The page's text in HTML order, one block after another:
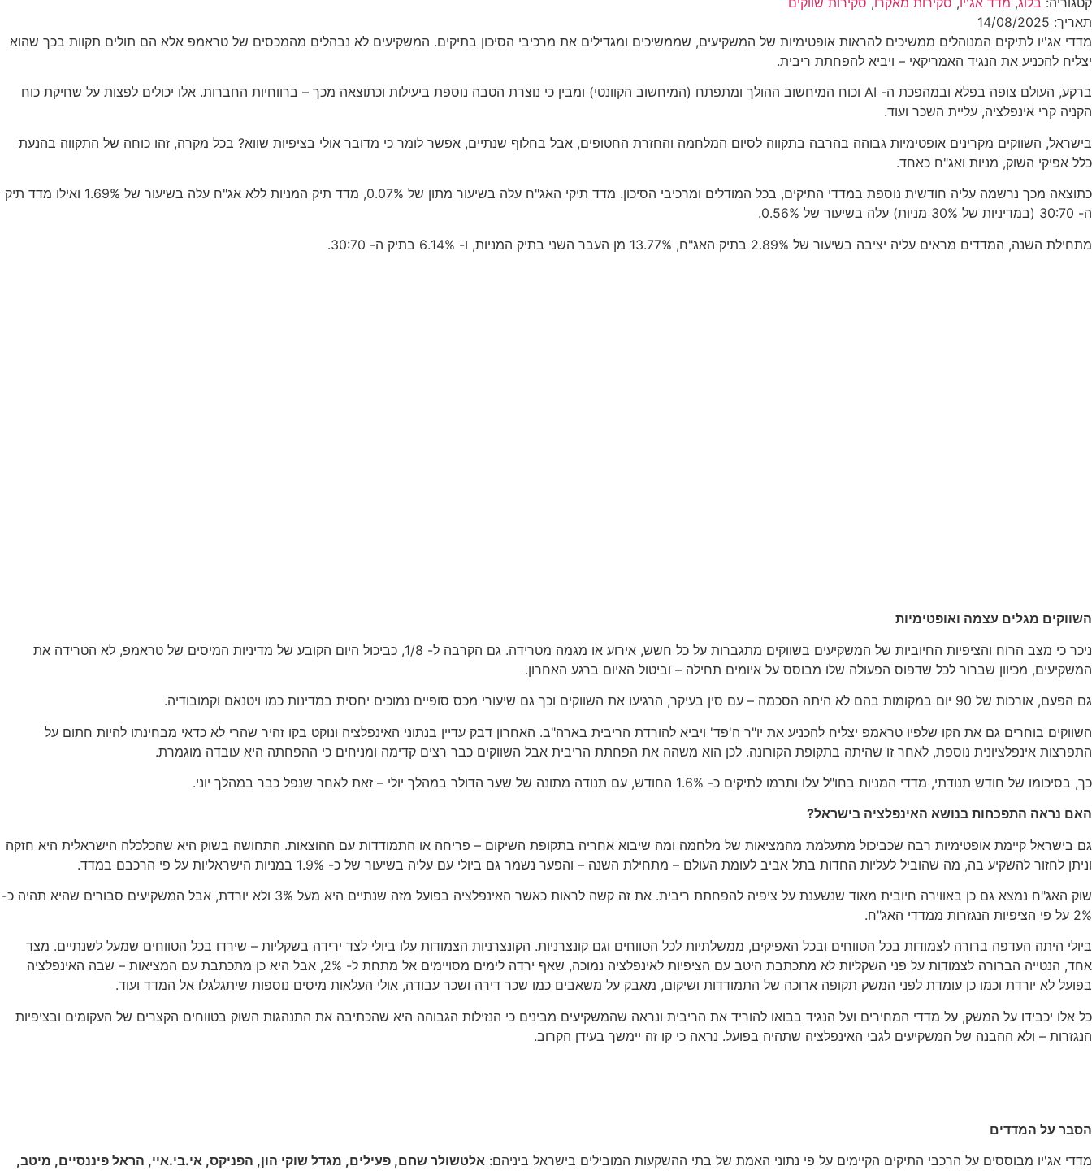
תאריך: 14/08/2025
מדדי אג'יו לתיקים המנוהלים ממשיכים להראות אופטימיות של המשקיעים, שממשיכים ומגדילים את מרכיבי הסיכון בתיקים. המשקיעים לא נבהלים מהמכסים של טראמפ אלא הם תולים תקוות בכך שהוא
יצליח להכניע את הנגיד האמריקאי – ויביא להפחתת ריבית.
ברקע, העולם צופה בפלא ובמהפכת ה- AI וכוח המיחשוב ההולך ומתפתח (המיחשוב הקוונטי) ומבין כי נוצרת הטבה נוספת ביעילות וכתוצאה מכך – ברווחיות החברות. אלו יכולים לפצות על שחיקת כוח
הקניה קרי אינפלציה, עליית השכר ועוד.
בישראל, השווקים מקרינים אופטימיות גבוהה בהרבה בתקווה לסיום המלחמה והחזרת החטופים, אבל בחלוף שנתיים, אפשר לומר כי מדובר אולי בציפיות שווא? בכל מקרה, זהו כוחה של התקווה בהנעת
כלל אפיקי השוק, מניות ואג"ח כאחד.
כתוצאה מכך נרשמה עליה חודשית נוספת במדדי התיקים, בכל המודלים ומרכיבי הסיכון. מדד תיקי האג"ח עלה בשיעור מתון של 0.07%, מדד תיק המניות ללא אג"ח עלה בשיעור של 1.69% ואילו מדד תיק
ה- 30:70 (במדיניות של 30% מניות) עלה בשיעור של 0.56%.
מתחילת השנה, המדדים מראים עליה יציבה בשיעור של 2.89% בתיק האג"ח, 13.77% מן העבר השני בתיק המניות, ו- 6.14% בתיק ה- 30:70.
השווקים מגלים עצמה ואופטימיות
ניכר כי מצב הרוח והציפיות החיוביות של המשקיעים בשווקים מתגברות על כל חשש, אירוע או מגמה מטרידה. גם הקרבה ל- 1/8, כביכול היום הקובע של מדיניות המיסים של טראמפ, לא הטרידה את
המשקיעים, מכיוון שברור לכל שדפוס הפעולה שלו מבוסס על איומים תחילה – וביטול האיום ברגע האחרון.
גם הפעם, אורכות של 90 יום במקומות בהם לא היתה הסכמה – עם סין בעיקר, הרגיעו את השווקים וכך גם שיעורי מכס סופיים נמוכים יחסית במדינות כמו ויטנאם וקמובודיה.
השווקים בוחרים גם את הקו שלפיו טראמפ יצליח להכניע את יו"ר ה'פד' ויביא להורדת הריבית בארה"ב. האחרון דבק עדיין בנתוני האינפלציה ונוקט בקו זהיר שהרי לא כדאי מבחינתו להיות חתום על
התפרצות אינפלציונית נוספת, לאחר זו שהיתה בתקופת הקורונה. לכן הוא משהה את הפחתת הריבית אבל השווקים כבר רצים קדימה ומניחים כי ההפחתה היא עובדה מוגמרת.
כך, בסיכומו של חודש תנודתי, מדדי המניות בחו"ל עלו ותרמו לתיקים כ- 1.6% החודש, עם תנודה מתונה של שער הדולר במהלך יולי – זאת לאחר שנפל כבר במהלך יוני.
האם נראה התפכחות בנושא האינפלציה בישראל?
גם בישראל קיימת אופטימיות רבה שכביכול מתעלמת מהמציאות של מלחמה ומה שיבוא אחריה בתקופת השיקום – פריחה או התמודדות עם ההוצאות. התחושה בשוק היא שהכלכלה הישראלית היא חזקה
וניתן לחזור להשקיע בה, מה שהוביל לעליות החדות בתל אביב לעומת העולם – מתחילת השנה – והפער נשמר גם ביולי עם עליה בשיעור של כ- 1.9% במניות הישראליות על פי הרכבם במדד.
שוק האג"ח נמצא גם כן באווירה חיובית מאוד שנשענת על ציפיה להפחתת ריבית. את זה קשה לראות כאשר האינפלציה בפועל מזה שנתיים היא מעל 3% ולא יורדת, אבל המשקיעים סבורים שהיא תהיה כ-
2% על פי הציפיות הנגזרות ממדדי האג"ח.
ביולי היתה העדפה ברורה לצמודות בכל הטווחים ובכל האפיקים, ממשלתיות לכל הטווחים וגם קונצרניות. הקונצרניות הצמודות עלו ביולי לצד ירידה בשקליות – שירדו בכל הטווחים שמעל לשנתיים. מצד
אחד, הנטייה הברורה לצמודות על פני השקליות לא מתכתבת היטב עם הציפיות לאינפלציה נמוכה, שאף ירדה לימים מסויימים אל מתחת ל- 2%, אבל היא כן מתכתבת עם המציאות – שבה האינפלציה
בפועל לא יורדת וכמו כן עומדת לפני המשק תקופה ארוכה של התמודדות ושיקום, מאבק על משאבים כמו שכר דירה ושכר עבודה, אולי העלאות מיסים נוספות שיתגלגלו אל המדד ועוד.
כל אלו יכבידו על המשק, על מדדי המחירים ועל הנגיד בבואו להוריד את הריבית ונראה שהמשקיעים מבינים כי הנזילות הגבוהה היא שהכתיבה את התנהגות השוק בטווחים הקצרים של העקומים ובציפיות
הנגזרות – ולא ההבנה של המשקיעים לגבי האינפלציה שתהיה בפועל. נראה כי קו זה יימשך בעידן הקרוב.
הסבר על המדדים
מדדי אג'יו מבוססים על הרכבי התיקים הקיימים על פי נתוני האמת של בתי ההשקעות המובילים בישראל ביניהם: אלטשולר שחם, פעילים, מגדל שוקי הון, הפניקס, אי.בי.איי, הראל פיננסיים, מיטב,